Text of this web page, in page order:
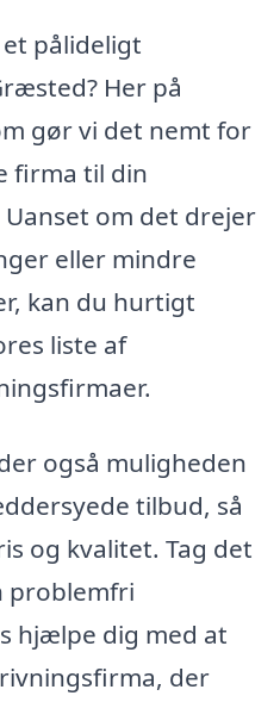
pålideligt
Her på
gør vi det nemt for
firma til din
om det drejer
eller mindre
kan du hurtigt
liste af
også muligheden
tilbud, så
og kvalitet. Tag det
problemfri
hjælpe dig med at
der